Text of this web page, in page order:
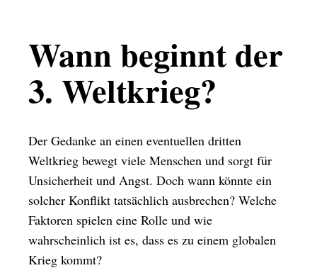
Wann beginnt der
3. Weltkrieg?
Der Gedanke an einen eventuellen dritten
Weltkrieg bewegt viele Menschen und sorgt für
Unsicherheit und Angst. Doch wann könnte ein
solcher Konflikt tatsächlich ausbrechen? Welche
Faktoren spielen eine Rolle und wie
wahrscheinlich ist es, dass es zu einem globalen
Krieg kommt?